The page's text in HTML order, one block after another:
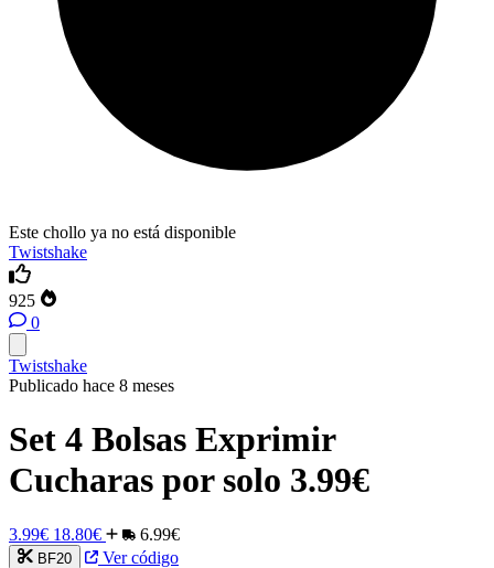
Este chollo ya no está disponible
Twistshake
925
0
Twistshake
Publicado hace 8 meses
Set 4 Bolsas Exprimir
Cucharas por solo 3.99€
3.99€ 18.80€ 6.99€
BF20
Ver código